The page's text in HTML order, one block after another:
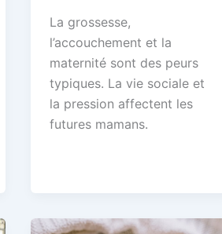
La grossesse,
l’accouchement et la
maternité sont des peurs
typiques. La vie sociale et
la pression affectent les
futures mamans.